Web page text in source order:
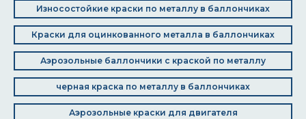
Износостойкие краски по металлу в баллончиках
Краски для оцинкованного металла в баллончиках
Аэрозольные баллончики с краской по металлу
черная краска по металлу в баллончиках
Аэрозольные краски для двигателя